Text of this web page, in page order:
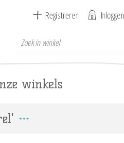
Registreren Inloggen
winkels